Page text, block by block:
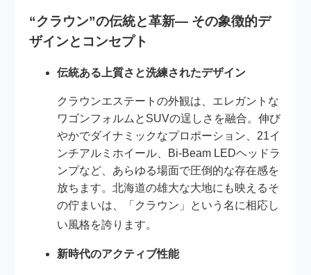
“クラウン”の伝統と革新— その象徴的デ
ザインとコンセプト
伝統ある上質さと洗練されたデザイン
クラウンエステートの外観は、エレガントな
ワゴンフォルムとSUVの逞しさを融合。伸び
やかでダイナミックなプロポーション、21イ
ンチアルミホイール、Bi-Beam LEDヘッドラ
ンプなど、あらゆる場面で圧倒的な存在感を
放ちます。北海道の雄大な大地にも映えるそ
の佇まいは、「クラウン」という名に相応し
い風格を誇ります。
新時代のアクティブ性能